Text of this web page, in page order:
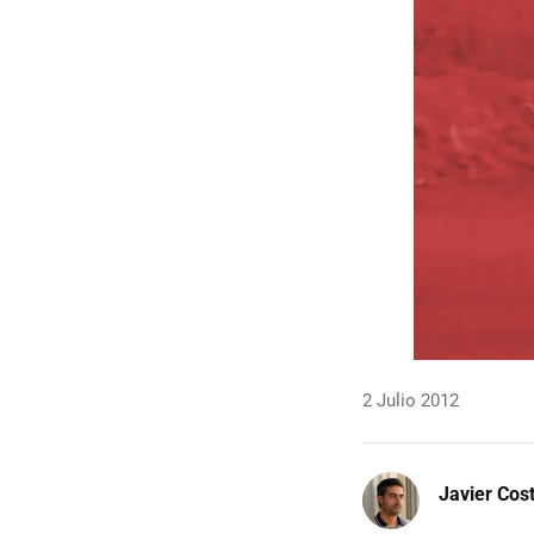
2 Julio 2012
Javier